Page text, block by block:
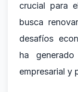
crucial para
busca
desafíos
ha
empresarial y